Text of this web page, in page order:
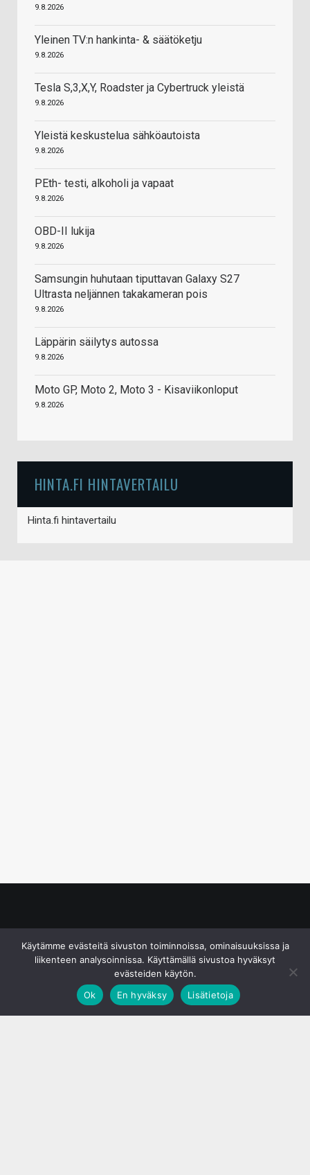
9.8.2026
Yleinen TV:n hankinta- & säätöketju
9.8.2026
Tesla S,3,X,Y, Roadster ja Cybertruck yleistä
9.8.2026
Yleistä keskustelua sähköautoista
9.8.2026
PEth- testi, alkoholi ja vapaat
9.8.2026
OBD-II lukija
9.8.2026
Samsungin huhutaan tiputtavan Galaxy S27
Ultrasta neljännen takakameran pois
9.8.2026
Läppärin säilytys autossa
9.8.2026
Moto GP, Moto 2, Moto 3 - Kisaviikonloput
9.8.2026
HINTA.FI HINTAVERTAILU
Hinta.fi hintavertailu
Käytämme evästeitä sivuston toiminnoissa, ominaisuuksissa ja
liikenteen analysoinnissa. Käyttämällä sivustoa hyväksyt
evästeiden käytön.
Ok
En hyväksy Lisätietoja